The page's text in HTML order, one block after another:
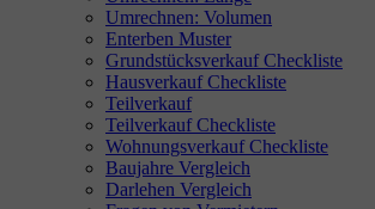
Umrechnen: Volumen
Enterben Muster
Grundstücksverkauf Checkliste
Hausverkauf Checkliste
Teilverkauf
Teilverkauf Checkliste
Wohnungsverkauf Checkliste
Baujahre Vergleich
Darlehen Vergleich